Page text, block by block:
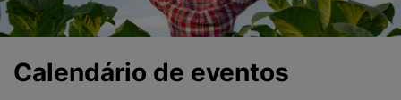
Calendário de eventos